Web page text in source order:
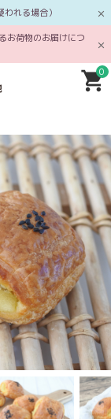
れる場合）
お荷物のお届けにつ
0